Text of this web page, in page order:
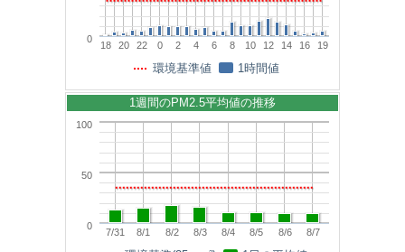
18 20 22 0 2 4 6 8 10 12 14 16 19
0
環境基準値 1時間値
7/31 8/1 8/2 8/3 8/4 8/5 8/6 8/7
0
50
100
1週間のPM2.5平均値の推移